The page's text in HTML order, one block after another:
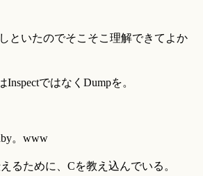
といたのでそこそこ理解できてよか
InspectではなくDumpを。
。www
るために、Cを教え込んでいる。